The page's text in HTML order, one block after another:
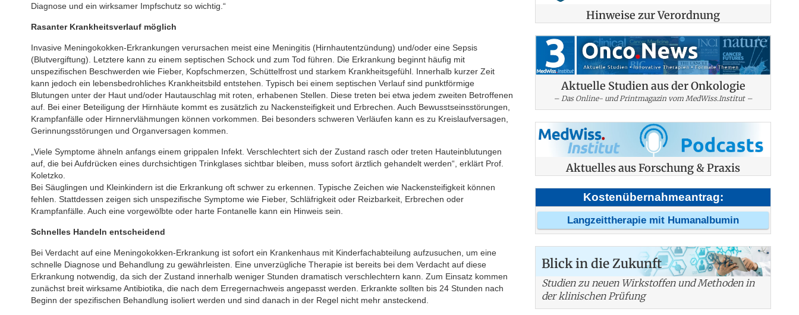
Diagnose und ein wirksamer Impfschutz so wichtig.“
Rasanter Krankheitsverlauf möglich
Invasive Meningokokken-Erkrankungen verursachen meist eine Meningitis (Hirnhautentzündung) und/oder eine Sepsis
(Blutvergiftung). Letztere kann zu einem septischen Schock und zum Tod führen. Die Erkrankung beginnt häufig mit
unspezifischen Beschwerden wie Fieber, Kopfschmerzen, Schüttelfrost und starkem Krankheitsgefühl. Innerhalb kurzer Zeit
kann jedoch ein lebensbedrohliches Krankheitsbild entstehen. Typisch bei einem septischen Verlauf sind punktförmige
Blutungen unter der Haut und/oder Hautauschlag mit roten, erhabenen Stellen. Diese treten bei etwa jedem zweiten Betroffenen
auf. Bei einer Beteiligung der Hirnhäute kommt es zusätzlich zu Nackensteifigkeit und Erbrechen. Auch Bewusstseinsstörungen,
Krampfanfälle oder Hirnnervlähmungen können vorkommen. Bei besonders schweren Verläufen kann es zu Kreislaufversagen,
Gerinnungsstörungen und Organversagen kommen.
„Viele Symptome ähneln anfangs einem grippalen Infekt. Verschlechtert sich der Zustand rasch oder treten Hauteinblutungen
auf, die bei Aufdrücken eines durchsichtigen Trinkglases sichtbar bleiben, muss sofort ärztlich gehandelt werden“, erklärt Prof.
Koletzko.
Bei Säuglingen und Kleinkindern ist die Erkrankung oft schwer zu erkennen. Typische Zeichen wie Nackensteifigkeit können
fehlen. Stattdessen zeigen sich unspezifische Symptome wie Fieber, Schläfrigkeit oder Reizbarkeit, Erbrechen oder
Krampfanfälle. Auch eine vorgewölbte oder harte Fontanelle kann ein Hinweis sein.
Schnelles Handeln entscheidend
Bei Verdacht auf eine Meningokokken-Erkrankung ist sofort ein Krankenhaus mit Kinderfachabteilung aufzusuchen, um eine
schnelle Diagnose und Behandlung zu gewährleisten. Eine unverzügliche Therapie ist bereits bei dem Verdacht auf diese
Erkrankung notwendig, da sich der Zustand innerhalb weniger Stunden dramatisch verschlechtern kann. Zum Einsatz kommen
zunächst breit wirksame Antibiotika, die nach dem Erregernachweis angepasst werden. Erkrankte sollten bis 24 Stunden nach
Beginn der spezifischen Behandlung isoliert werden und sind danach in der Regel nicht mehr ansteckend.
Hinweise zur Verordnung
Aktuelle Studien aus der Onkologie
– Das Online- und Printmagazin vom MedWiss.Institut –
Aktuelles aus Forschung & Praxis
Kostenübernahmeantrag:
Langzeittherapie mit Humanalbumin
Blick in die Zukunft
Studien zu neuen Wirkstoffen und Methoden in
der klinischen Prüfung